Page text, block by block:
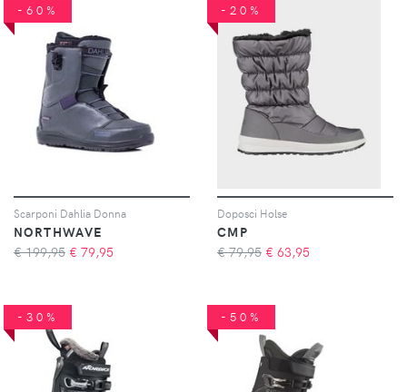
-60%
Scarponi Dahlia Donna
NORTHWAVE
€ 199,95 € 79,95
-20%
Doposci Holse
CMP
€ 79,95 € 63,95
-30% -50%